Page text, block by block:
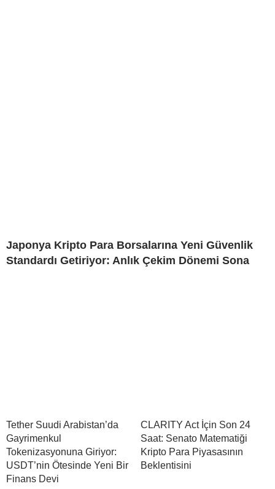
Japonya Kripto Para Borsalarına Yeni Güvenlik
Standardı Getiriyor: Anlık Çekim Dönemi Sona
Tether Suudi Arabistan’da
Gayrimenkul
Tokenizasyonuna Giriyor:
USDT’nin Ötesinde Yeni Bir
Finans Devi
CLARITY Act İçin Son 24
Saat: Senato Matematiği
Kripto Para Piyasasının
Beklentisini